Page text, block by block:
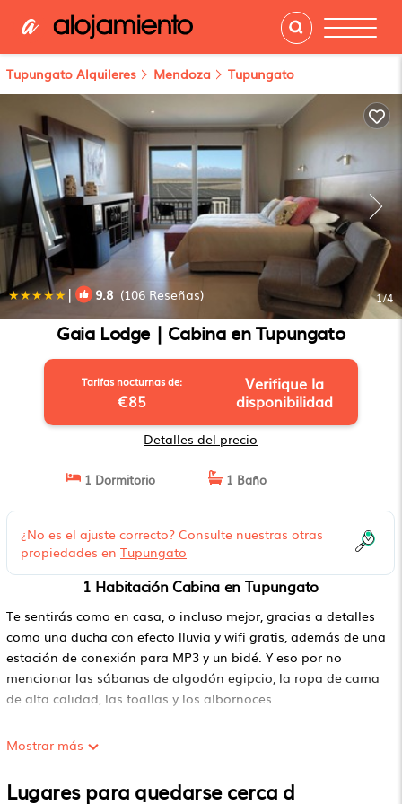
Tupungato Alquileres Mendoza Tupungato
| 9.8 (106 Reseñas) 1/4
Gaia Lodge | Cabina en Tupungato
Tarifas nocturnas de:
€85
Verifique la
disponibilidad
Detalles del precio
1 Dormitorio 1 Baño
¿No es el ajuste correcto? Consulte nuestras otras
propiedades en Tupungato
1 Habitación Cabina en Tupungato
Te sentirás como en casa, o incluso mejor, gracias a detalles
como una ducha con efecto lluvia y wifi gratis, además de una
estación de conexión para MP3 y un bidé. Y eso por no
mencionar las sábanas de algodón egipcio, la ropa de cama
de alta calidad, las toallas y los albornoces.
Mostrar más
Lugares para quedarse cerca d